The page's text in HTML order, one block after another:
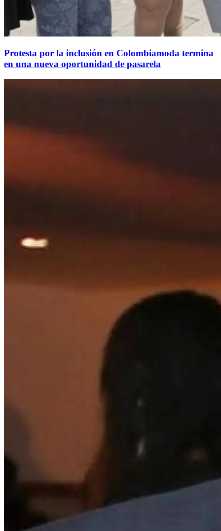
Protesta por la inclusión en Colombiamoda termina
en una nueva oportunidad de pasarela